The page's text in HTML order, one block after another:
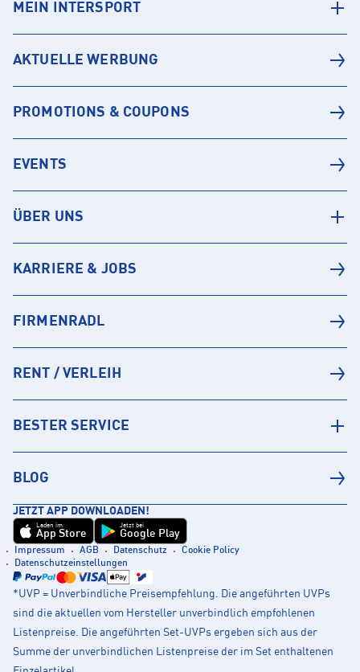
MEIN INTERSPORT
AKTUELLE WERBUNG
PROMOTIONS & COUPONS
EVENTS
ÜBER UNS
KARRIERE & JOBS
FIRMENRADL
RENT / VERLEIH
BESTER SERVICE
BLOG
JETZT APP DOWNLOADEN!
Laden im
App Store
Jetzt bei
Google Play
Impressum AGB Datenschutz
Cookie Policy
Datenschutzeinstellungen
*UVP = Unverbindliche Preisempfehlung. Die angeführten UVPs
sind die aktuellen vom Hersteller unverbindlich empfohlenen
Listenpreise. Die angeführten Set-UVPs ergeben sich aus der
Summe der unverbindlichen Listenpreise der im Set enthaltenen